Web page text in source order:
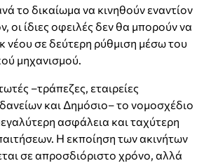
το δικαίωμα να κινηθούν εναντίον
οι ίδιες οφειλές δεν θα μπορούν να
νέου σε δεύτερη ρύθμιση μέσω του
μηχανισμού.
–τράπεζες, εταιρείες
και Δημόσιο– το νομοσχέδιο
ασφάλεια και ταχύτερη
Η εκποίηση των ακινήτων
σε απροσδιόριστο χρόνο, αλλά